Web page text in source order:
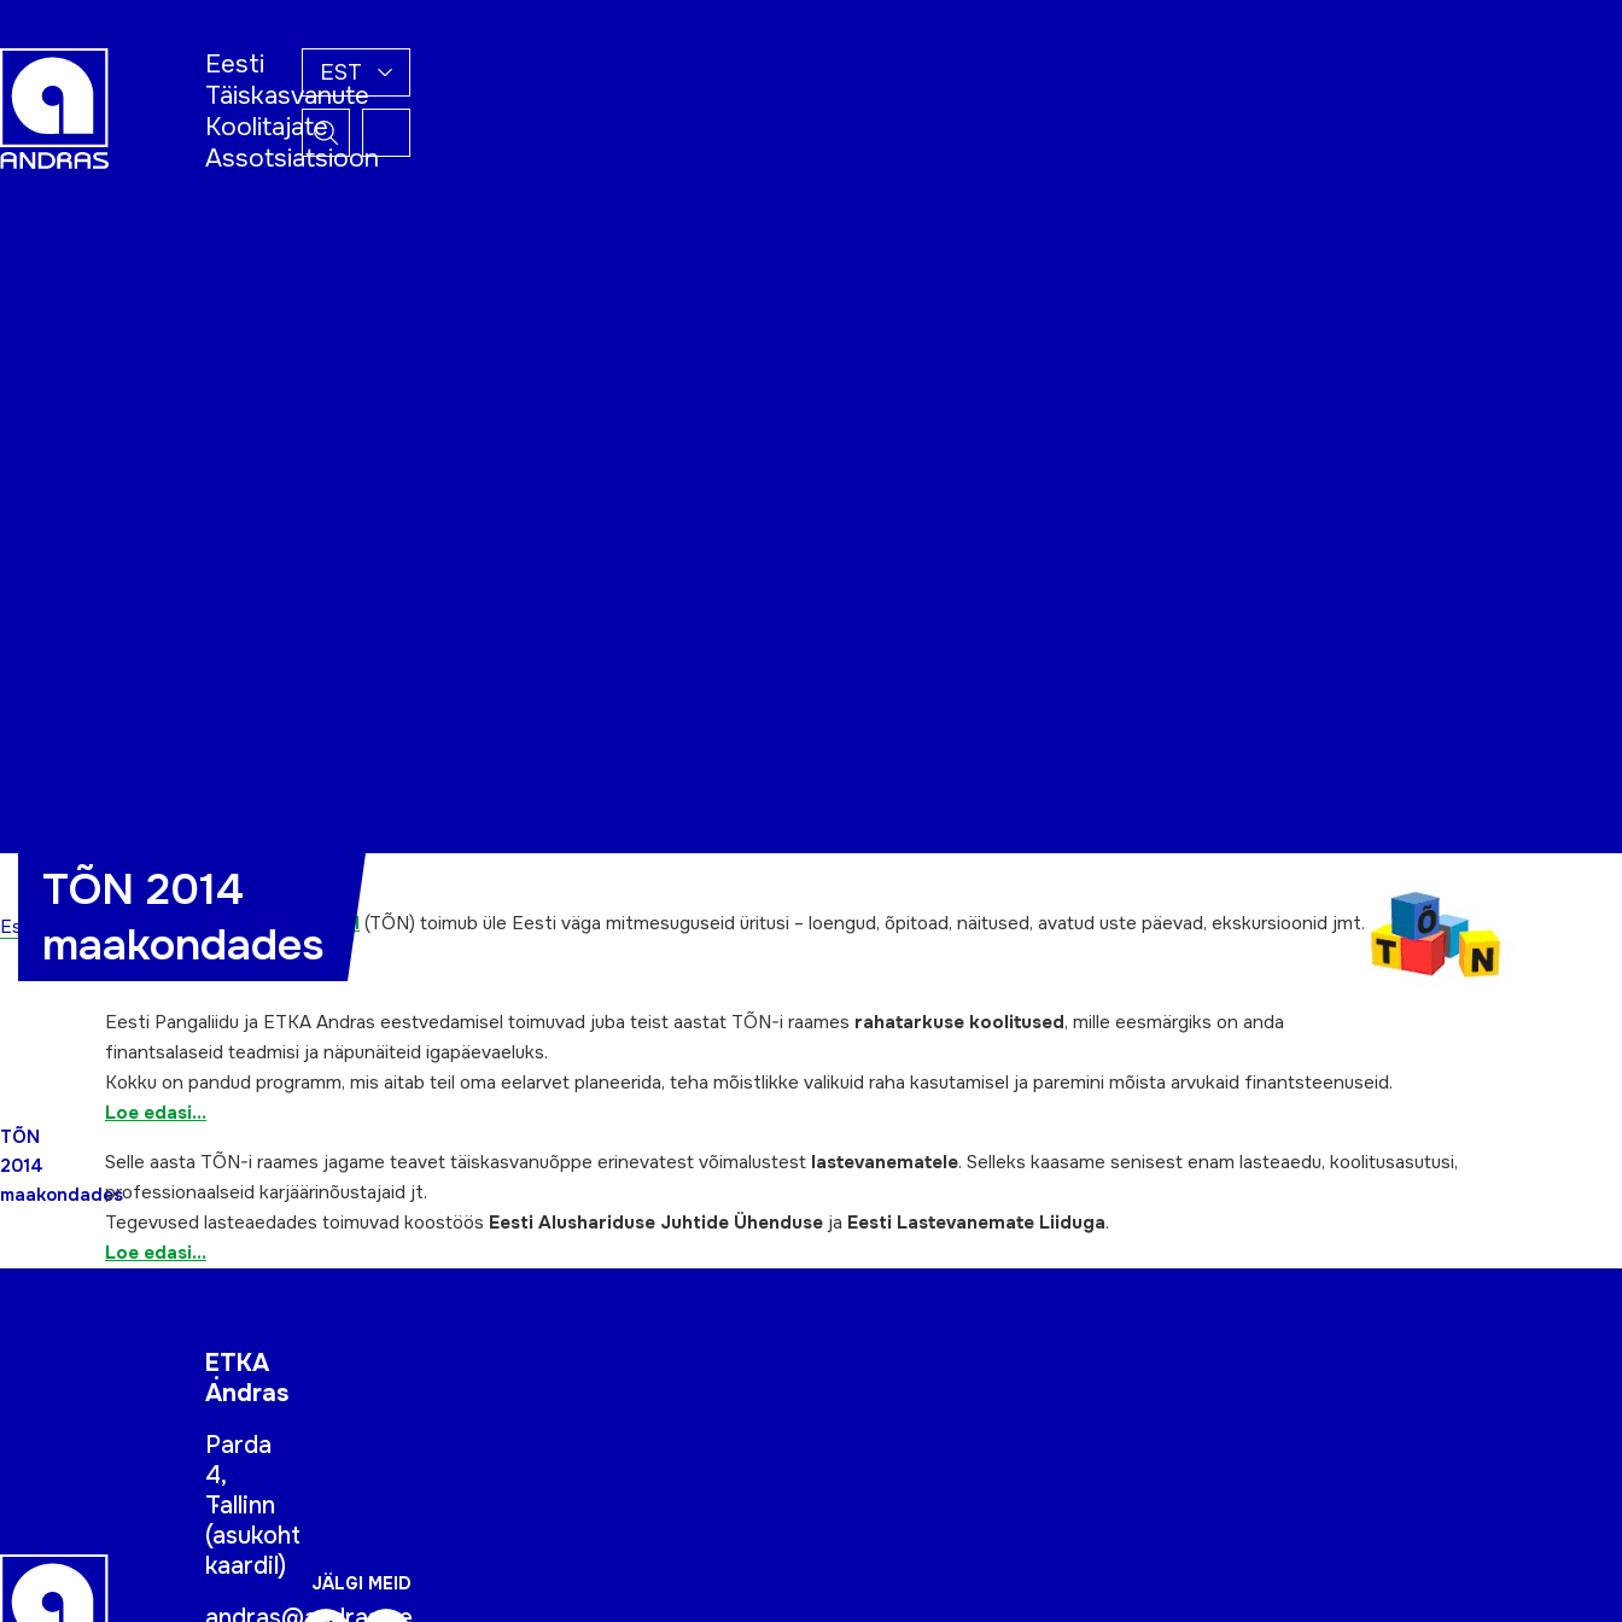
Eesti
Täiskasvanute
Koolitajate
Assotsiatsioon
EST
Esileht
TÕN
2014
maakondades
TÕN 2014
maakondades
Täiskasvanud õppija nädalal (TÕN) toimub üle Eesti väga mitmesuguseid üritusi – loengud, õpitoad, näitused, avatud uste päevad, ekskursioonid jmt.
Eesti Pangaliidu ja ETKA Andras eestvedamisel toimuvad juba teist aastat TÕN-i raames rahatarkuse koolitused, mille eesmärgiks on anda
finantsalaseid teadmisi ja näpunäiteid igapäevaeluks.
Kokku on pandud programm, mis aitab teil oma eelarvet planeerida, teha mõistlikke valikuid raha kasutamisel ja paremini mõista arvukaid finantsteenuseid.
Loe edasi…
Selle aasta TÕN-i raames jagame teavet täiskasvanuõppe erinevatest võimalustest lastevanematele. Selleks kaasame senisest enam lasteaedu, koolitusasutusi,
professionaalseid karjäärinõustajaid jt.
Tegevused lasteaedades toimuvad koostöös Eesti Alushariduse Juhtide Ühenduse ja Eesti Lastevanemate Liiduga.
Loe edasi…
ETKA
Andras
Parda
4,
Tallinn
(asukoht
kaardil)
JÄLGI MEID